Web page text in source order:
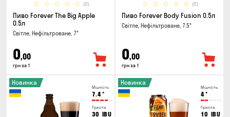
(0)
Пиво Forever The Big Apple
0.5л
Світле, Нефільтроване, 7°
0,00
грн за 1
(0)
Пиво Forever Body Fusion 0.5л
Світле, Нефільтроване, 7.5°
0,00
грн за 1
Міцність
7.4°
Гіркота
30 IBU
Новинка
Міцність
4°
Гіркота
10 IBU
Новинка